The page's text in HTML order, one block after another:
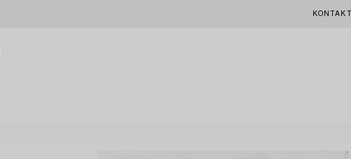
KONTAKT